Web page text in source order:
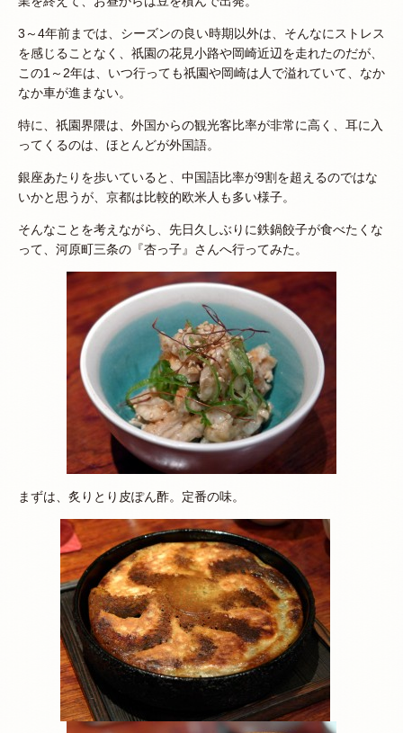
3～4年前までは、シーズンの良い時期以外は、そんなにストレス
を感じることなく、祇園の花見小路や岡崎近辺を走れたのだが、
この1～2年は、いつ行っても祇園や岡崎は人で溢れていて、なか
なか車が進まない。
特に、祇園界隈は、外国からの観光客比率が非常に高く、耳に入
ってくるのは、ほとんどが外国語。
銀座あたりを歩いていると、中国語比率が9割を超えるのではな
いかと思うが、京都は比較的欧米人も多い様子。
そんなことを考えながら、先日久しぶりに鉄鍋餃子が食べたくな
って、河原町三条の『杏っ子』さんへ行ってみた。
まずは、炙りとり皮ぽん酢。定番の味。